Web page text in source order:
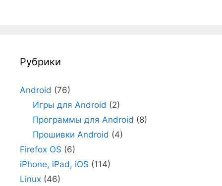
Рубрики
Android (76)
Игры для Android (2)
Программы для Android (8)
Прошивки Android (4)
Firefox OS (6)
iPhone, iPad, iOS (114)
Linux (46)